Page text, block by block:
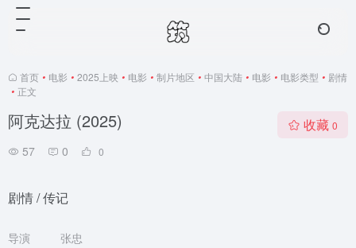
首页 • 电影 • 2025上映 • 电影 • 制片地区 • 中国大陆 • 电影 • 电影类型 • 剧情
• 正文
阿克达拉 (2025)
57 0 0
收藏 0
剧情 / 传记
导演
张忠